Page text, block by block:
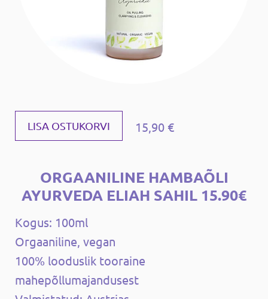
LISA OSTUKORVI 15,90 €
ORGAANILINE HAMBAÕLI
AYURVEDA ELIAH SAHIL 15.90€
Kogus: 100ml
Orgaaniline, vegan
100% looduslik tooraine
mahepõllumajandusest